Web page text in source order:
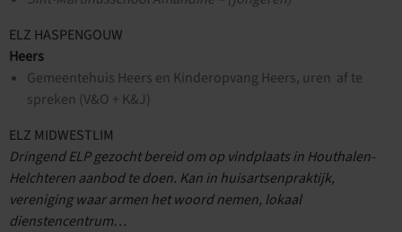
ELZ HASPENGOUW
Heers
Gemeentehuis Heers en Kinderopvang Heers, uren af te
spreken (V&O + K&J)
ELZ MIDWESTLIM
Dringend ELP gezocht bereid om op vindplaats in Houthalen-
Helchteren aanbod te doen. Kan in huisartsenpraktijk,
vereniging waar armen het woord nemen, lokaal
dienstencentrum…